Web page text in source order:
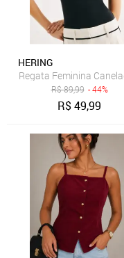
HERING
Regata Feminina
R$89,99 - 44%
R$49,99